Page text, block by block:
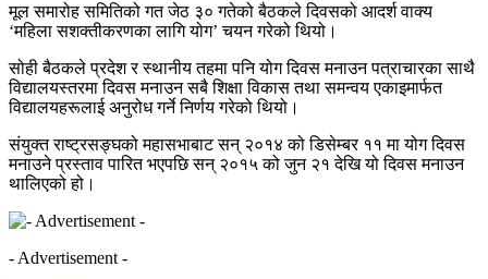
मूल समारोह समितिको गत जेठ ३० गतेको बैठकले दिवसको आदर्श वाक्य
‘महिला सशक्तीकरणका लागि योग’ चयन गरेको थियो।
सोही बैठकले प्रदेश र स्थानीय तहमा पनि योग दिवस मनाउन पत्राचारका साथै
विद्यालयस्तरमा दिवस मनाउन सबै शिक्षा विकास तथा समन्वय एकाइमार्फत
विद्यालयहरूलाई अनुरोध गर्ने निर्णय गरेको थियो।
संयुक्त राष्ट्रसङ्घको महासभाबाट सन् २०१४ को डिसेम्बर ११ मा योग दिवस
मनाउने प्रस्ताव पारित भएपछि सन् २०१५ को जुन २१ देखि यो दिवस मनाउन
थालिएको हो।
- Advertisement -